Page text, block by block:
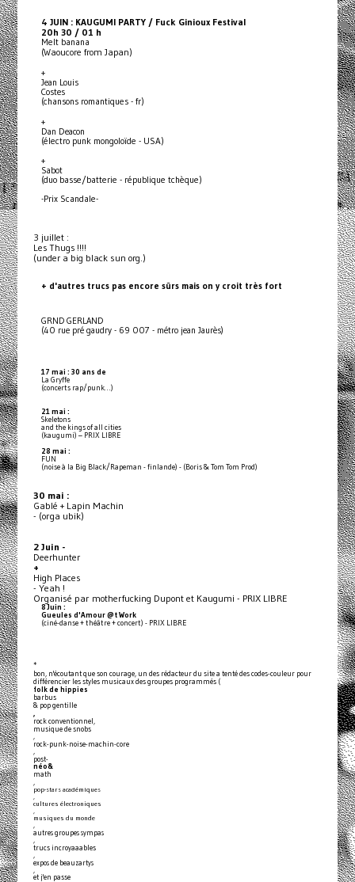
4 JUIN : KAUGUMI PARTY / Fuck Ginioux Festival
20h 30 / 01 h
Melt banana
(Waoucore from Japan)
+
Jean Louis
Costes
(chansons romantiques - fr)
+
Dan Deacon
(électro punk mongoloïde - USA)
+
Sabot
(duo basse/batterie - république tchèque)
-Prix Scandale-
3 juillet :
Les Thugs !!!!
(under a big black sun org.)
+ d'autres trucs pas encore sûrs mais on y croit très fort
GRND GERLAND
(40 rue pré gaudry - 69 007 - métro jean Jaurès)
17 mai : 30 ans de
La Gryffe
(concerts rap/punk…)
21 mai :
Skeletons
and the kings of all cities
(kaugumi) – PRIX LIBRE
28 mai :
FUN
(noise à la Big Black/Rapeman - finlande) - (Boris & Tom Tom Prod)
30 mai :
Gablé + Lapin Machin
- (orga ubik)
2 Juin -
Deerhunter
+
High Places
- Yeah !
Organisé par motherfucking Dupont et Kaugumi - PRIX LIBRE
8 Juin :
Gueules d'Amour @t Work
(ciné-danse + théâtre + concert) - PRIX LIBRE
*
bon, n'écoutant que son courage, un des rédacteur du site a tenté des codes-couleur pour
différencier les styles musicaux des groupes programmés (
folk de hippies
barbus
& pop gentille
rock conventionnel,
musique de snobs
,
rock-punk-noise-machin-core
post-
néo&
math
pop-stars académiques
,
cultures électroniques
,
musiques du monde
,
autres groupes sympas
trucs incroyaaables
expos de beauzartys
et j'en passe